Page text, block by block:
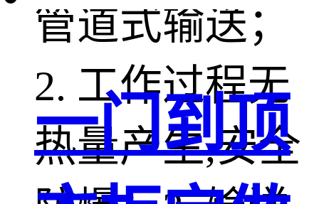
管道式输送；
2. 工作过程无
热量产生,安全
一门到顶